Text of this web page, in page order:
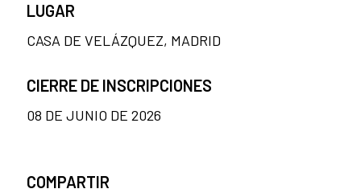
LUGAR
CASA DE VELÁZQUEZ, MADRID
CIERRE DE INSCRIPCIONES
08 DE JUNIO DE 2026
COMPARTIR